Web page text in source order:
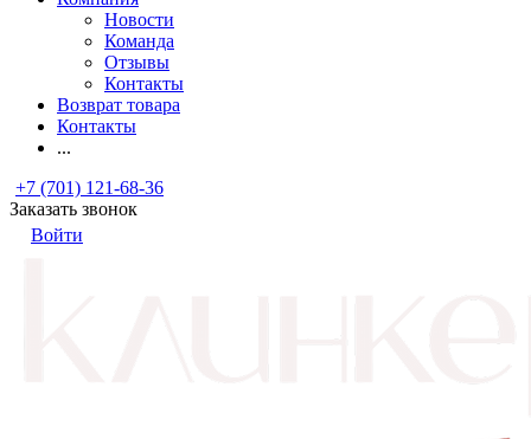
Новости
Команда
Отзывы
Контакты
Возврат товара
Контакты
...
+7 (701) 121-68-36
Заказать звонок
Войти